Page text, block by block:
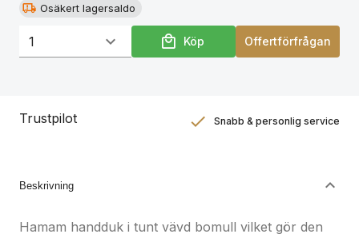
Osäkert lagersaldo
Köp Offertförfrågan
Trustpilot Snabb & personlig service
Beskrivning
Hamam handduk i tunt vävd bomull vilket gör den